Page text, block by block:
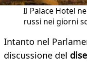
Il Palace Hotel
russi nei giorni
Intanto nel
discussione del